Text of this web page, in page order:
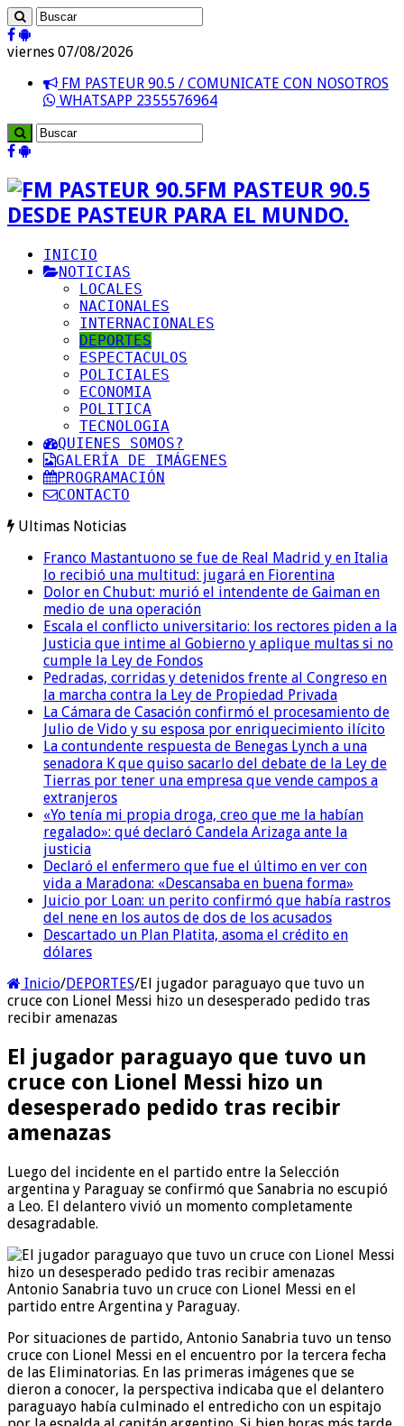
viernes 07/08/2026
FM PASTEUR 90.5 / COMUNICATE CON NOSOTROS
WHATSAPP 2355576964
FM PASTEUR 90.5
DESDE PASTEUR PARA EL MUNDO.
INICIO
NOTICIAS
LOCALES
NACIONALES
INTERNACIONALES
DEPORTES
ESPECTACULOS
POLICIALES
ECONOMIA
POLITICA
TECNOLOGIA
QUIENES SOMOS?
GALERÍA DE IMÁGENES
PROGRAMACIÓN
CONTACTO
Ultimas Noticias
Franco Mastantuono se fue de Real Madrid y en Italia
lo recibió una multitud: jugará en Fiorentina
Dolor en Chubut: murió el intendente de Gaiman en
medio de una operación
Escala el conflicto universitario: los rectores piden a la
Justicia que intime al Gobierno y aplique multas si no
cumple la Ley de Fondos
Pedradas, corridas y detenidos frente al Congreso en
la marcha contra la Ley de Propiedad Privada
La Cámara de Casación confirmó el procesamiento de
Julio de Vido y su esposa por enriquecimiento ilícito
La contundente respuesta de Benegas Lynch a una
senadora K que quiso sacarlo del debate de la Ley de
Tierras por tener una empresa que vende campos a
extranjeros
«Yo tenía mi propia droga, creo que me la habían
regalado»: qué declaró Candela Arizaga ante la
justicia
Declaró el enfermero que fue el último en ver con
vida a Maradona: «Descansaba en buena forma»
Juicio por Loan: un perito confirmó que había rastros
del nene en los autos de dos de los acusados
Descartado un Plan Platita, asoma el crédito en
dólares
Inicio/DEPORTES/El jugador paraguayo que tuvo un
cruce con Lionel Messi hizo un desesperado pedido tras
recibir amenazas
El jugador paraguayo que tuvo un
cruce con Lionel Messi hizo un
desesperado pedido tras recibir
amenazas
Luego del incidente en el partido entre la Selección
argentina y Paraguay se confirmó que Sanabria no escupió
a Leo. El delantero vivió un momento completamente
desagradable.
Antonio Sanabria tuvo un cruce con Lionel Messi en el
partido entre Argentina y Paraguay.
Por situaciones de partido, Antonio Sanabria tuvo un tenso
cruce con Lionel Messi en el encuentro por la tercera fecha
de las Eliminatorias. En las primeras imágenes que se
dieron a conocer, la perspectiva indicaba que el delantero
paraguayo había culminado el entredicho con un espitajo